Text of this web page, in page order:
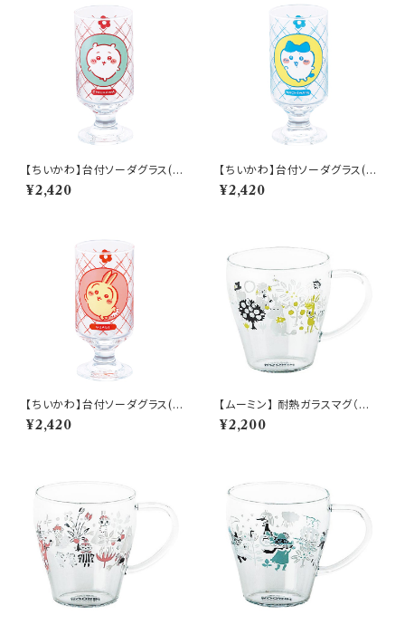
【ちいかわ】台付ソーダグラス(ち
いかわ)【CKW40】CKW41-81
3
¥2,420
【ちいかわ】台付ソーダグラス(ハ
チワレ)【CKW40】CKW42-81
3
¥2,420
【ちいかわ】台付ソーダグラス(う
さぎ)【CKW40】CKW43-813
¥2,420
【ムーミン】 耐熱ガラスマグ（ム
ーミン）【耐熱ガラスマグ】
¥2,200